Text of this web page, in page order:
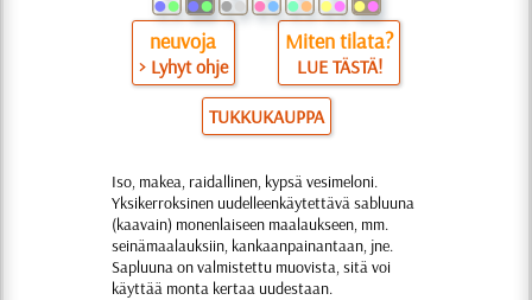
neuvoja
> Lyhyt ohje
Miten tilata?
LUE TÄSTÄ!
TUKKUKAUPPA
Iso, makea, raidallinen, kypsä vesimeloni.
Yksikerroksinen uudelleenkäytettävä sabluuna
(kaavain) monenlaiseen maalaukseen, mm.
seinämaalauksiin, kankaanpainantaan, jne.
Sapluuna on valmistettu muovista, sitä voi
käyttää monta kertaa uudestaan.